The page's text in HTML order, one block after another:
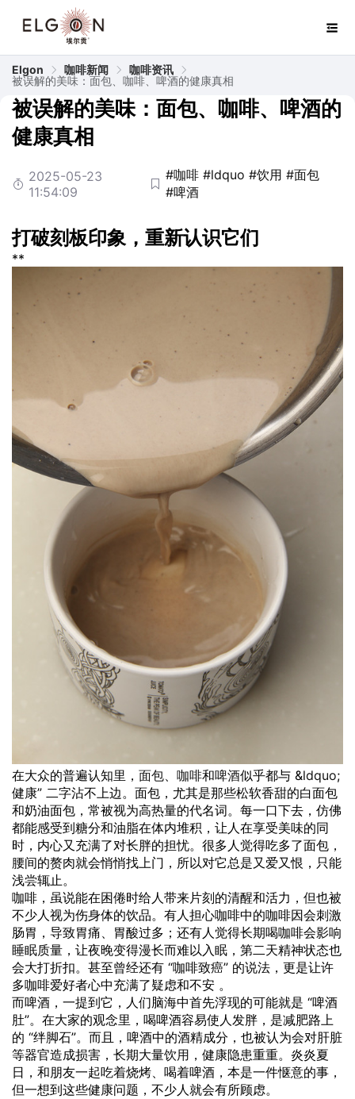
Elgon 咖啡新闻
咖啡资讯
被误解的美味：面包、咖啡、啤酒的健康真相
被误解的美味：面包、咖啡、啤酒的
健康真相
2025-05-23
11:54:09
#咖啡 #ldquo #饮用 #面包
#啤酒
打破刻板印象，重新认识它们
**
在大众的普遍认知里， 面包、 咖啡和啤酒似乎都与 &ldquo;
健康” 二字沾不上边。面包，尤其是那些松软香甜的白面包
和奶油面包，常被视为高热量的代名词。每一口下去，仿佛
都能感受到糖分和油脂在体内堆积，让人在享受美味的同
时，内心又充满了对长胖的担忧。很多人觉得吃多了面包，
腰间的赘肉就会悄悄找上门，所以对它总是又爱又恨，只能
浅尝辄止。
咖啡，虽说能在困倦时给人带来片刻的清醒和活力，但也被
不少人视为伤身体的饮品。有人担心咖啡中的咖啡因会刺激
肠胃，导致胃痛、胃酸过多；还有人觉得长期喝咖啡会影响
睡眠质量，让夜晚变得漫长而难以入眠，第二天精神状态也
会大打折扣。甚至曾经还有 “咖啡致癌” 的说法，更是让许
多咖啡爱好者心中充满了疑虑和不安 。
而啤酒，一提到它，人们脑海中首先浮现的可能就是 “啤酒
肚”。在大家的观念里，喝啤酒容易使人发胖，是减肥路上
的 “绊脚石”。而且，啤酒中的酒精成分，也被认为会对肝脏
等器官造成损害，长期大量饮用 ，健康隐患重重。炎炎夏
日，和朋友一起吃着烧烤、喝着啤酒，本是一件惬意的事，
但一想到这些健康问题，不少人就会有所顾虑。